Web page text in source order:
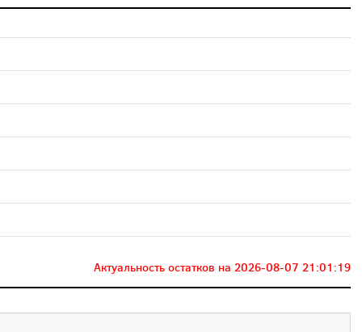
Актуальность остатков на 2026-08-07 21:01:19